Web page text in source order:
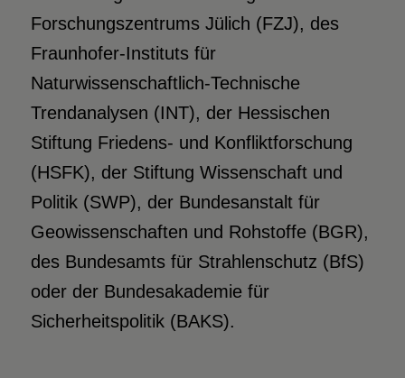
Forschungszentrums Jülich (FZJ), des
Fraunhofer-Instituts für
Naturwissenschaftlich-Technische
Trendanalysen (INT), der Hessischen
Stiftung Friedens- und Konfliktforschung
(HSFK), der Stiftung Wissenschaft und
Politik (SWP), der Bundesanstalt für
Geowissenschaften und Rohstoffe (BGR),
des Bundesamts für Strahlenschutz (BfS)
oder der Bundesakademie für
Sicherheitspolitik (BAKS).